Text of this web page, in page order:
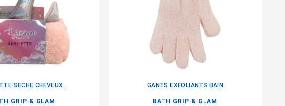
SECHE CHEVEUX...
GRIP & GLAM
GANTS EXFOLIANTS BAIN
BATH GRIP & GLAM